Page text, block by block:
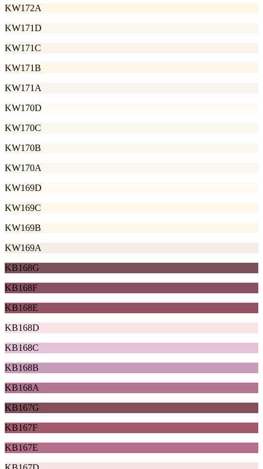
KW172A
KW171D
KW171C
KW171B
KW171A
KW170D
KW170C
KW170B
KW170A
KW169D
KW169C
KW169B
KW169A
KB168G
KB168F
KB168E
KB168D
KB168C
KB168B
KB168A
KB167G
KB167F
KB167E